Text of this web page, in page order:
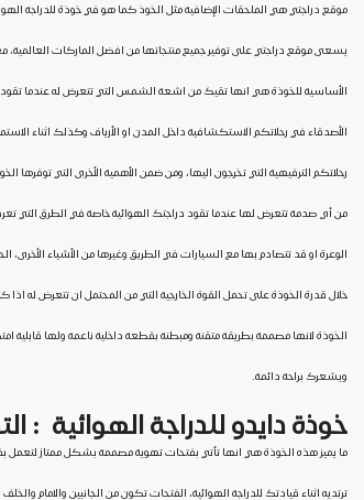
موقع دراجتي هي الملحقات الإضافية مثل الخوذ كما هو في خوذة للدراجة
يسعى موقع دراجتي على توفير جميع منتجاتها من افضل الماركات العالمية،
الأساسية للخوذة هي انها تقيك من اشعة الشمس التي تتعرض له عندما تقود
الأصدقاء في رحلاتكم الاستكشافية داخل المدن او الأرياف وكذلك اثناء
رحلاتكم الترفيهية التي تخرجون اليها، ومن ضمن الأهمية الأخرى التي توفرها
من أي صدمة تتعرض لها عندما تقود دراجتك الهوائية خاصة في الطرق التي
الوعرة او قد تتصادم بها مع السيارات في الطريق وغيرها من الأشياء الأخرى،
خلال قدرة الخوذة على تحمل القوة الخارجية التي من المحتمل ان تتعرض له اذا
الخوذة لانها مصممة بطريقة متقنة ومبطنة بقطعة داخلية ناعمة ولها قابلية
ويشعرك براحة دائمة.
خوذة دايدو للدراجة الهوائية :
ما يميز هذه الخوذة هي انها تأتي بفتحات تهوية مصممة بشكل ممتاز لتعمل
ترتديه اثناء قيادتك للدراجة الهوائية، الفتحات تكون من الجانبين والامام